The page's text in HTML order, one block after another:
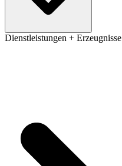
Dienstleistungen + Erzeugnisse